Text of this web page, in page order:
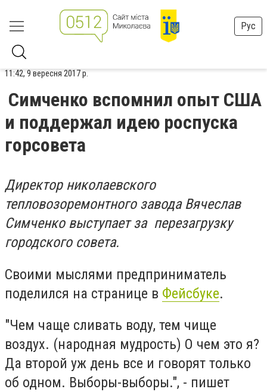
Рус
11:42, 9 вересня 2017 р.
Симченко вспомнил опыт США
и поддержал идею роспуска
горсовета
Директор николаевского
тепловозоремонтного завода Вячеслав
Симченко выступает за перезагрузку
городского совета.
Своими мыслями предприниматель
поделился на странице в Фейсбуке.
"Чем чаще сливать воду, тем чище
воздух. (народная мудрость) О чем это я?
Да второй уж день все и говорят только
об одном. Выборы-выборы.", - пишет